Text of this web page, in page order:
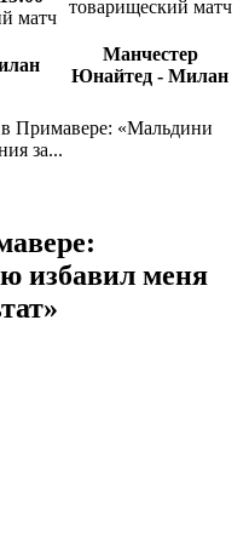
матч
товарищеский матч
Манчестер
Юнайтед - Милан
в Примавере: «Мальдини
за...
избавил меня